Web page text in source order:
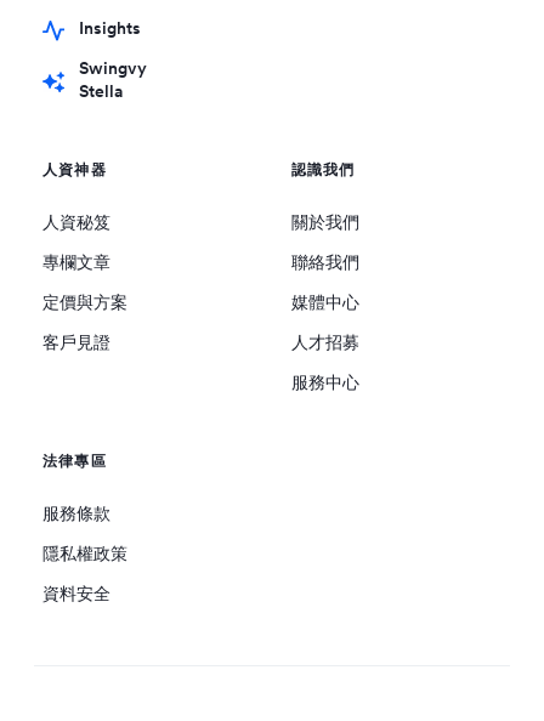
Insights
Swingvy
Stella
人資神器
人資秘笈
專欄文章
定價與方案
客戶見證
認識我們
關於我們
聯絡我們
媒體中心
人才招募
服務中心
法律專區
服務條款
隱私權政策
資料安全